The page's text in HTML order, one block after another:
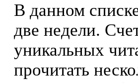
В данном
две недели.
уникальных
прочитать